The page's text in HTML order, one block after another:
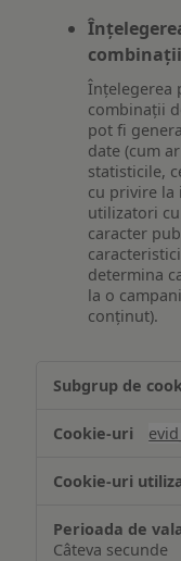
Înțelegerea
combinații
pot fi
date (cum
statisticile,
cu privire la
utilizatori
caracter
determina
la o
conținut).
Câteva secunde